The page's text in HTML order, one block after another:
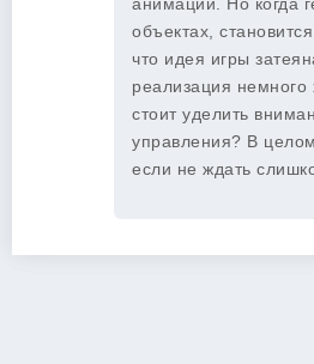
объектах,
что идея игры
реализация немного
стоит уделить
управления? В
если не ждать